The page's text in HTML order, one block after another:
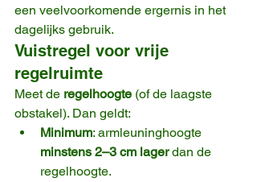
een veelvoorkomende ergernis in het
dagelijks gebruik.
Vuistregel voor vrije
regelruimte
Meet de regelhoogte (of de laagste
obstakel). Dan geldt:
Minimum: armleuninghoogte
minstens 2–3 cm lager dan de
regelhoogte.